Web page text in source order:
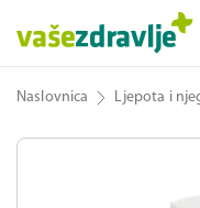
Naslovnica Ljepota i